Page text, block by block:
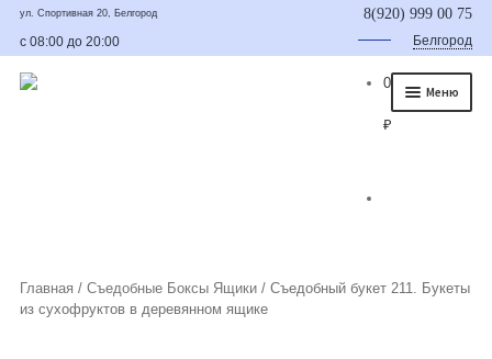
ул. Спортивная 20, Белгород
с 08:00 до 20:00
8(920) 999 00 75
Белгород
Меню
Букет для мужчины
0
₽
Главная /Съедобные Боксы Ящики /Съедобный букет 211. Букеты
из сухофруктов в деревянном ящике